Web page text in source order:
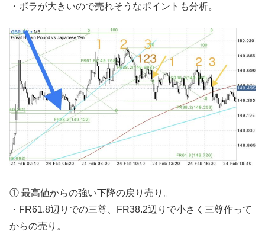
・ボラが大きいので売れそうなポイントも分析。
① 最高値からの強い下降の戻り売り。
・FR61.8辺りでの三尊、FR38.2辺りで小さく三尊作って
からの売り。